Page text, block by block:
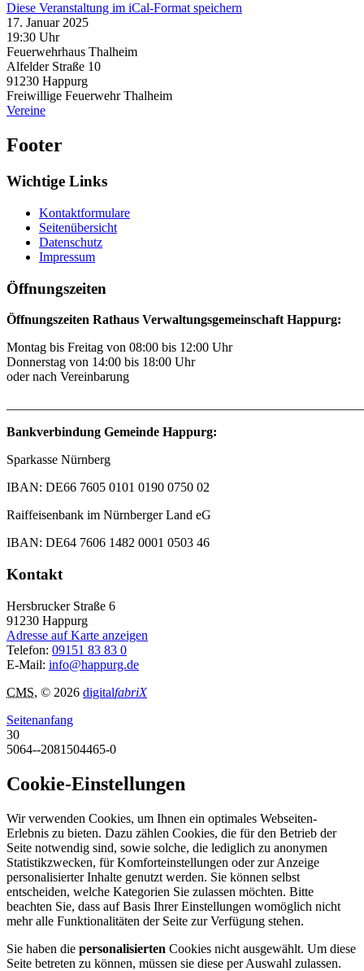
Diese Veranstaltung im iCal-Format speichern
17. Januar 2025
19:30 Uhr
Feuerwehrhaus Thalheim
Alfelder Straße 10
91230 Happurg
Freiwillige Feuerwehr Thalheim
Vereine
Footer
Wichtige Links
Kontaktformulare
Seitenübersicht
Datenschutz
Impressum
Öffnungszeiten
Öffnungszeiten Rathaus Verwaltungsgemeinschaft Happurg:
Montag bis Freitag von 08:00 bis 12:00 Uhr
Donnerstag von 14:00 bis 18:00 Uhr
oder nach Vereinbarung
Bankverbindung Gemeinde Happurg:
Sparkasse Nürnberg
IBAN: DE66 7605 0101 0190 0750 02
Raiffeisenbank im Nürnberger Land eG
IBAN: DE64 7606 1482 0001 0503 46
Kontakt
Hersbrucker Straße 6
91230 Happurg
Adresse auf Karte anzeigen
Telefon: 09151 83 83 0
E-Mail: info@happurg.de
CMS, © 2026 digitalfabriX
Seitenanfang
30
5064--2081504465-0
Cookie-Einstellungen
Wir verwenden Cookies, um Ihnen ein optimales Webseiten-
Erlebnis zu bieten. Dazu zählen Cookies, die für den Betrieb der
Seite notwendig sind, sowie solche, die lediglich zu anonymen
Statistikzwecken, für Komforteinstellungen oder zur Anzeige
personalisierter Inhalte genutzt werden. Sie können selbst
entscheiden, welche Kategorien Sie zulassen möchten. Bitte
beachten Sie, dass auf Basis Ihrer Einstellungen womöglich nicht
mehr alle Funktionalitäten der Seite zur Verfügung stehen.
Sie haben die personalisierten Cookies nicht ausgewählt. Um diese
Seite betreten zu können, müssen sie diese per Auswahl zulassen.